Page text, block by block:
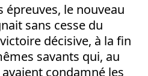
épreuves, le nouveau
sans cesse du
décisive, à la fin
savants qui, au
condamné les